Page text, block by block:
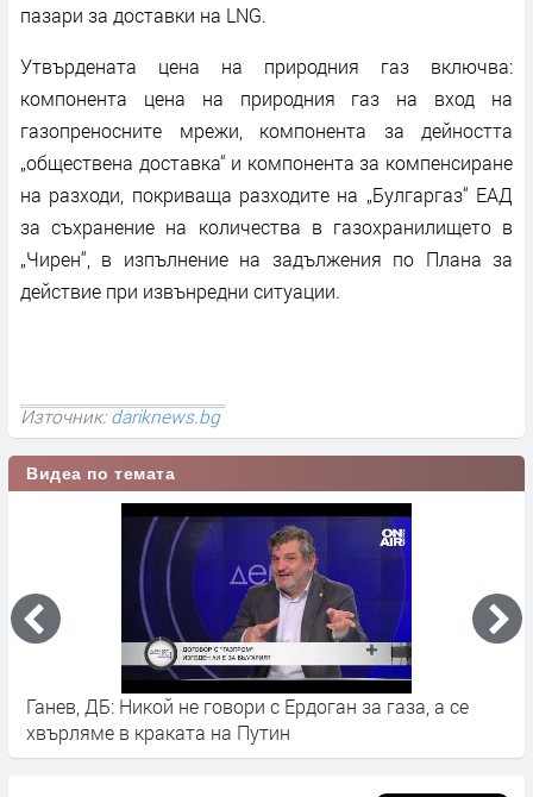
пазари за доставки на LNG.
Утвърдената цена на природния газ включва:
компонента цена на природния газ на вход на
газопреносните мрежи, компонента за дейността
„обществена доставка“ и компонента за компенсиране
на разходи, покриваща разходите на „Булгаргаз“ ЕАД
за съхранение на количества в газохранилището в
„Чирен“, в изпълнение на задължения по Плана за
действие при извънредни ситуации.
Източник:dariknews.bg
Видеа по темата
Ганев, ДБ: Никой не говори с Ердоган за газа, а се
хвърляме в краката на Путин